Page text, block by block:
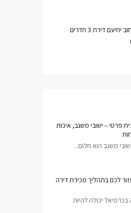
דירת 3 חדרים
פרטי – ישובי משגב, איכות
משגב הוא חלום...
לכם בתהליך מכירת דירה
בכרמיאל יכולה להיות